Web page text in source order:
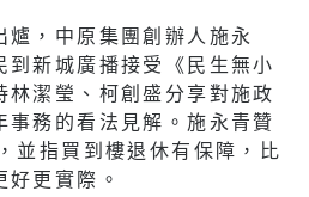
爐，中原集團創辦人施永
到新城廣播接受《民生無小
林潔瑩、柯創盛分享對施政
事務的看法見解。施永青贊
並指買到樓退休有保障，比
更實際。